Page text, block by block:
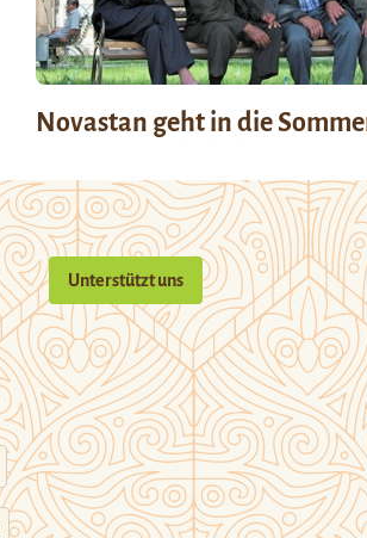
Novastan geht in die
Unterstützt uns